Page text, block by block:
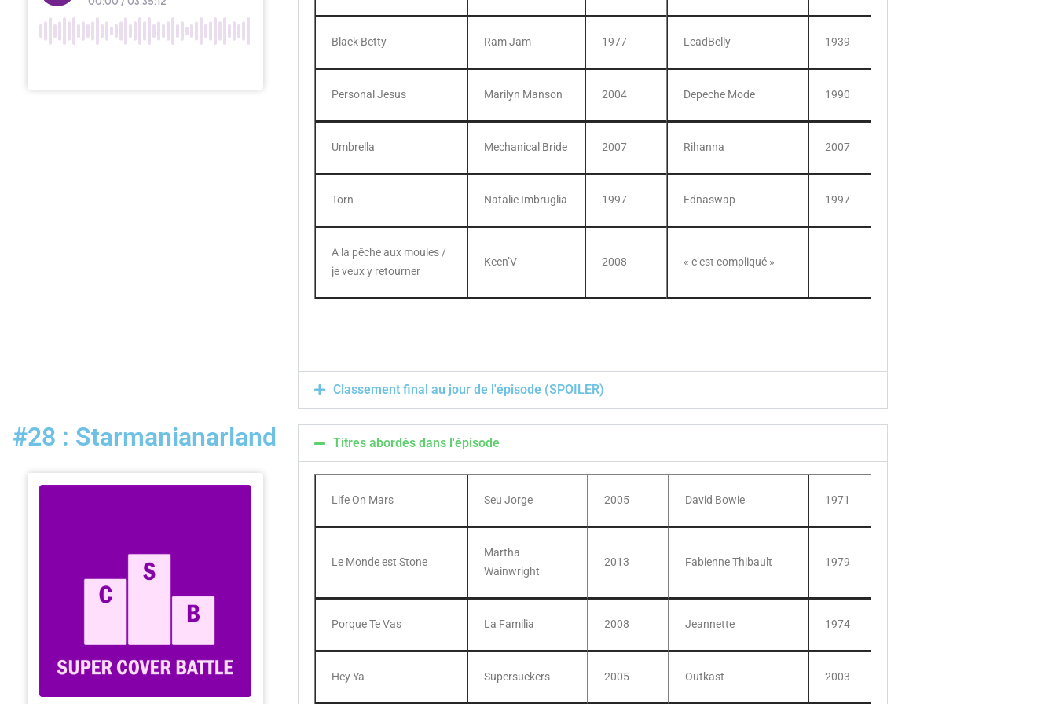
Black Betty Ram Jam 1977 LeadBelly 1939
Personal Jesus Marilyn Manson 2004 Depeche Mode 1990
Umbrella Mechanical Bride 2007 Rihanna 2007
Torn Natalie Imbruglia 1997 Ednaswap 1997
A la pêche aux moules /
je veux y retourner
Keen’V 2008 « c’est compliqué »
Classement final au jour de l'épisode (SPOILER)
#28 : Starmanianarland Titres abordés dans l'épisode
Life On Mars Seu Jorge 2005 David Bowie 1971
Le Monde est Stone
Martha
Wainwright
2013 Fabienne Thibault 1979
Porque Te Vas La Familia 2008 Jeannette 1974
Hey Ya Supersuckers 2005 Outkast 2003